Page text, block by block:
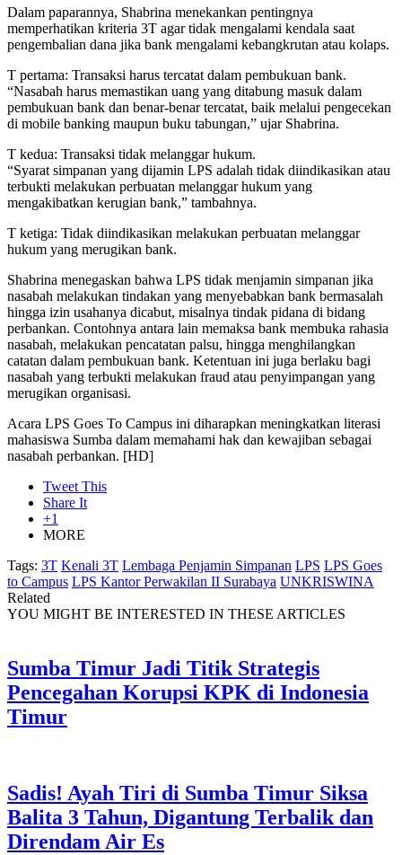
Dalam paparannya, Shabrina menekankan pentingnya
memperhatikan kriteria 3T agar tidak mengalami kendala saat
pengembalian dana jika bank mengalami kebangkrutan atau kolaps.
T pertama: Transaksi harus tercatat dalam pembukuan bank.
“Nasabah harus memastikan uang yang ditabung masuk dalam
pembukuan bank dan benar-benar tercatat, baik melalui pengecekan
di mobile banking maupun buku tabungan,” ujar Shabrina.
T kedua: Transaksi tidak melanggar hukum.
“Syarat simpanan yang dijamin LPS adalah tidak diindikasikan atau
terbukti melakukan perbuatan melanggar hukum yang
mengakibatkan kerugian bank,” tambahnya.
T ketiga: Tidak diindikasikan melakukan perbuatan melanggar
hukum yang merugikan bank.
Shabrina menegaskan bahwa LPS tidak menjamin simpanan jika
nasabah melakukan tindakan yang menyebabkan bank bermasalah
hingga izin usahanya dicabut, misalnya tindak pidana di bidang
perbankan. Contohnya antara lain memaksa bank membuka rahasia
nasabah, melakukan pencatatan palsu, hingga menghilangkan
catatan dalam pembukuan bank. Ketentuan ini juga berlaku bagi
nasabah yang terbukti melakukan fraud atau penyimpangan yang
merugikan organisasi.
Acara LPS Goes To Campus ini diharapkan meningkatkan literasi
mahasiswa Sumba dalam memahami hak dan kewajiban sebagai
nasabah perbankan. [HD]
Tweet This
Share It
+1
MORE
Tags: 3T Kenali 3T Lembaga Penjamin Simpanan LPS LPS Goes
to Campus LPS Kantor Perwakilan II Surabaya UNKRISWINA
Related
YOU MIGHT BE INTERESTED IN THESE ARTICLES
Sumba Timur Jadi Titik Strategis
Pencegahan Korupsi KPK di Indonesia
Timur
Sadis! Ayah Tiri di Sumba Timur Siksa
Balita 3 Tahun, Digantung Terbalik dan
Direndam Air Es